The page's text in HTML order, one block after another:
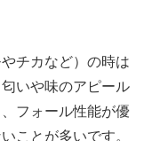
チカなど）の時は
いや味のアピール
フォール性能が優
ことが多いです。